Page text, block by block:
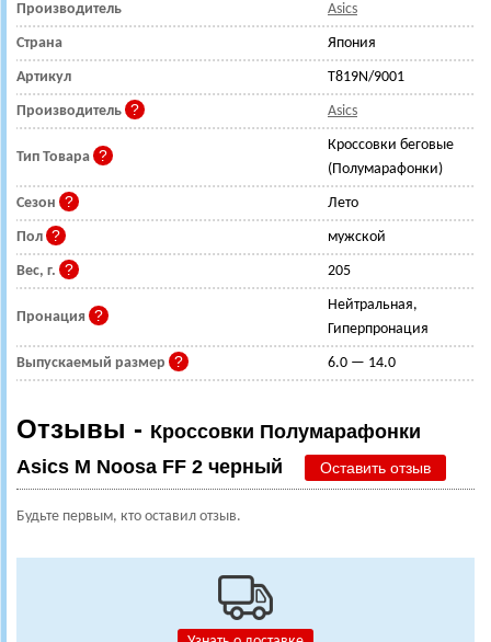
Производитель Asics
Страна Япония
Артикул T819N/9001
Производитель Asics
Тип Товара
Кроссовки беговые
(Полумарафонки)
Сезон Лето
Пол мужской
Вес, г. 205
Пронация
Нейтральная,
Гиперпронация
Выпускаемый размер 6.0 — 14.0
Отзывы - Кроссовки Полумарафонки
Asics M Noosa FF 2 черный
Оставить отзыв
Будьте первым, кто оставил отзыв.